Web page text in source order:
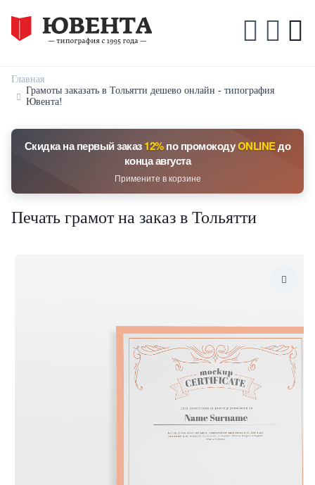
Главная
Грамоты заказать в Тольятти дешево онлайн - типография
Ювента!
Скидка на первый заказ12%по промокодуONLINEдо
конца августа
Примените в корзине
Печать грамот на заказ в Тольятти